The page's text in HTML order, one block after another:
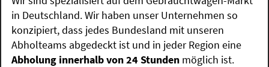
in Deutschland. Wir haben unser Unternehmen so
konzipiert, dass jedes Bundesland mit unseren
Abholteams abgedeckt ist und in jeder Region eine
Abholung innerhalb von 24 Stunden möglich ist.